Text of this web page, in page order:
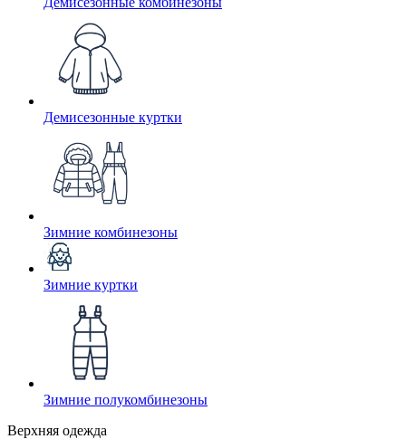
Демисезонные куртки
Зимние комбинезоны
Зимние куртки
Зимние полукомбинезоны
Верхняя одежда